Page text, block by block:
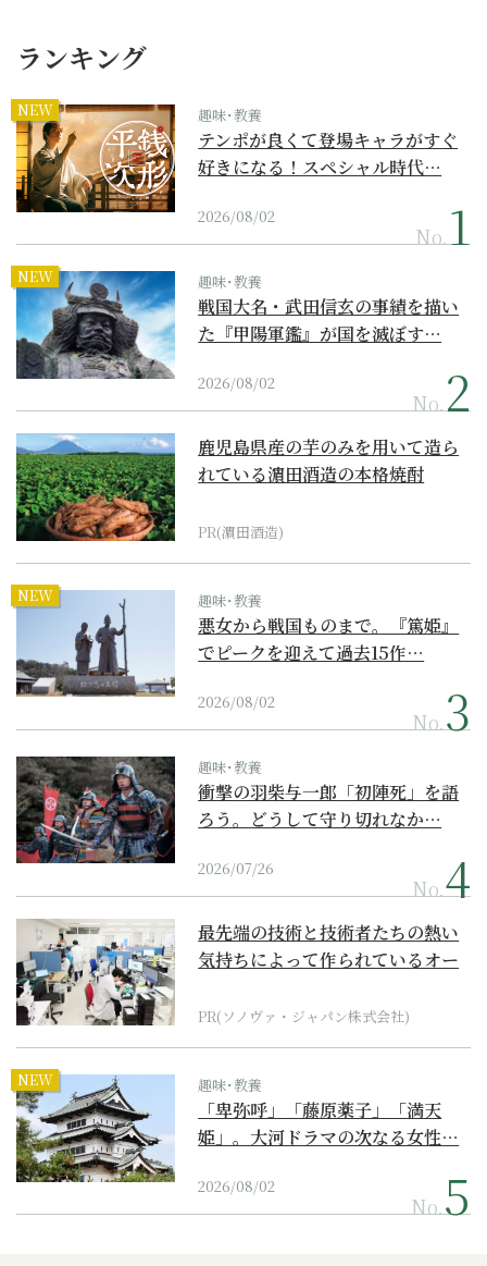
ランキング
NEW 趣味･教養
テンポが良くて登場キャラがすぐ
好きになる！スペシャル時代…
2026/08/02
No.
NEW 趣味･教養
戦国大名・武田信玄の事績を描い
た『甲陽軍鑑』が国を滅ぼす…
2026/08/02
No.
鹿児島県産の芋のみを用いて造ら
れている濵田酒造の本格焼酎
PR(濵田酒造)
NEW 趣味･教養
悪女から戦国ものまで。『篤姫』
でピークを迎えて過去15作…
2026/08/02
No.
趣味･教養
衝撃の羽柴与一郎「初陣死」を語
ろう。どうして守り切れなか…
2026/07/26
No.
最先端の技術と技術者たちの熱い
気持ちによって作られているオー
PR(ソノヴァ・ジャパン株式会社)
NEW 趣味･教養
「卑弥呼」「藤原薬子」「満天
姫」。大河ドラマの次なる女性…
2026/08/02
No.